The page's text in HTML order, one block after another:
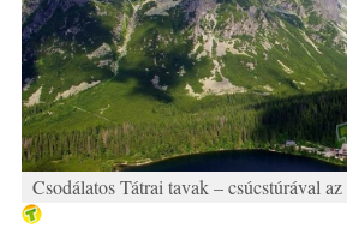
Csodálatos Tátrai tavak – csúcstúrával